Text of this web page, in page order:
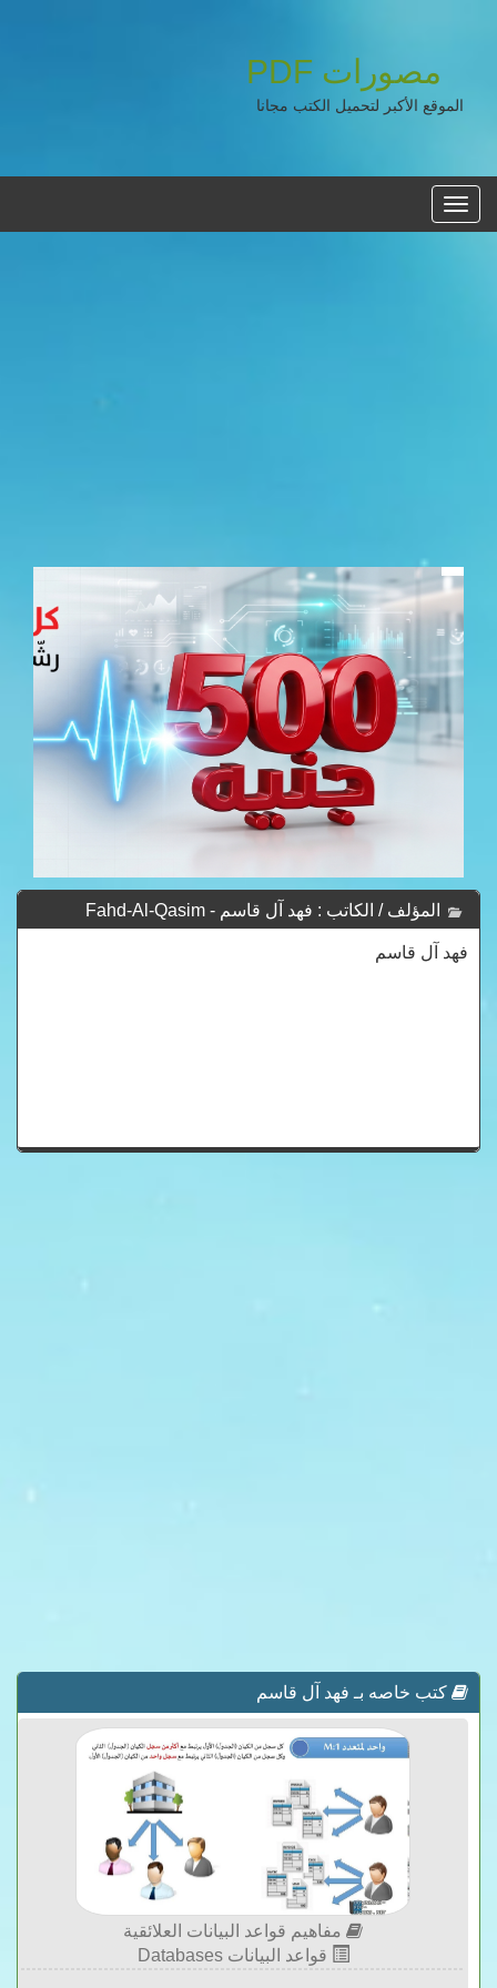
مصورات PDF
الموقع الأكبر لتحميل الكتب مجانا
القائمه
الرئيسية
المؤلف / الكاتب : فهد آل قاسم - Fahd-Al-Qasim
فهد آل قاسم
كتب خاصه بـ فهد آل قاسم
مفاهيم قواعد البيانات العلائقية
قواعد البيانات Databases